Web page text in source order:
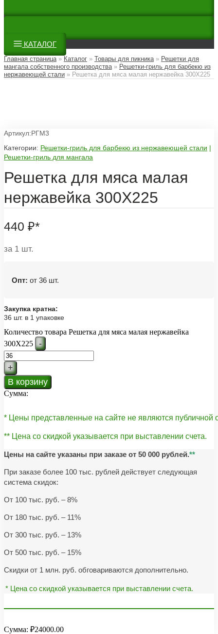
КАТАЛОГ
Главная страница» Каталог » Товары для пикника» Решетки для
мангала собственного производства» Решетки-гриль для барбекю из
нержавеющей стали » Решетка для мяса малая нержавейка 300Х225
Артикул:РГМ3
Категории: Решетки-гриль для барбекю из нержавеющей стали |
Решетки-гриль для мангала
Решетка для мяса малая
нержавейка 300Х225
440 ₽*
за 1 шт.
Опт: от 36 шт.
Закупка кратна:
36 шт. в 1 упаковке
Количество товара Решетка для мяса малая нержавейка
300Х225
-
+
В корзину
Сумма:
* Цены представленные на сайте не являются публичной
** Цена со скидкой указывается при выставлении счета.
Цены на сайте указаны при заказе от 50 000 рублей.**
При заказе более 100 тыс. рублей действует следующая
система скидок:
От 100 тыс. руб. – 8%
От 180 тыс. руб. – 11%
От 300 тыс. руб. – 13%
От 500 тыс. руб. – 15%
Скидки от 1 млн. руб. обговариваются дополнительно.
* Цена со скидкой указывается при выставлении счета.
Сумма: ₽24000.00